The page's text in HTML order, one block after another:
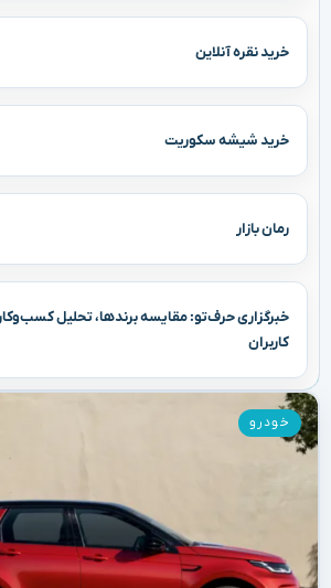
خرید نقره آنلاین
خرید شیشه سکوریت
رمان بازار
خبرگزاری حرف‌تو: مقایسه برندها، تحلیل
کاربران
خودرو